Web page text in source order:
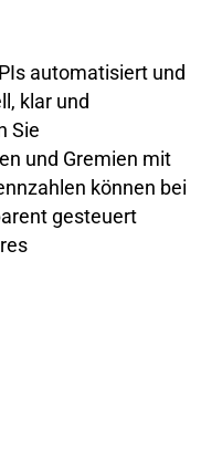
automatisiert und
klar und
Sie
und Gremien mit
können bei
gesteuert